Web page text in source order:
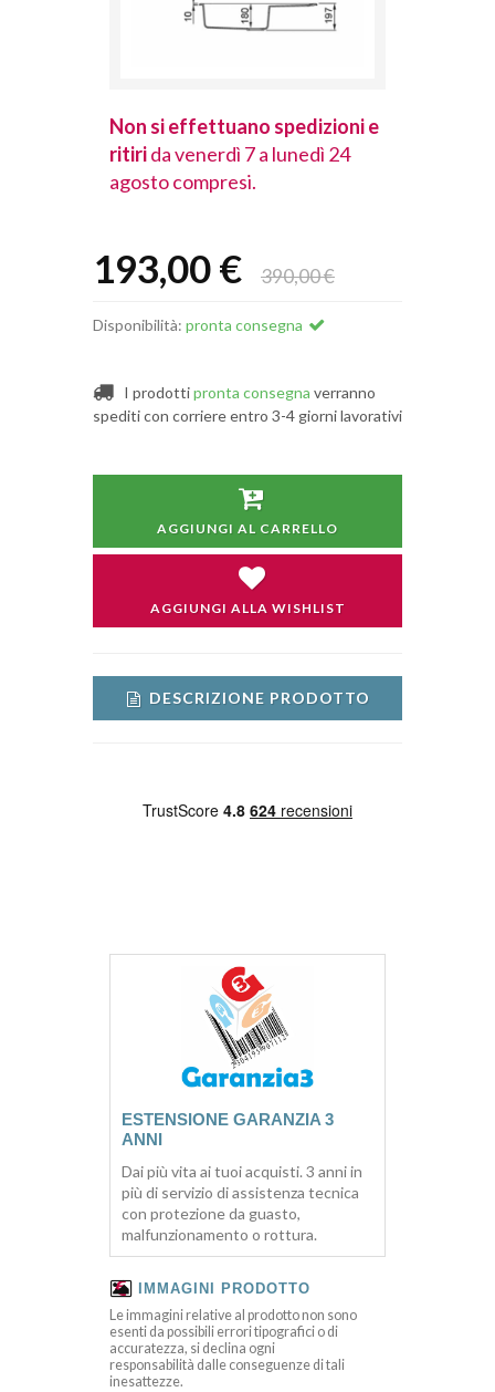
Non si effettuano spedizioni e
ritirida venerdì 7 a lunedì 24
agosto compresi.
193,00 € 390,00 €
Disponibilità: pronta consegna
I prodottipronta consegna verranno
spediti con corriere entro 3-4 giorni lavorativi
AGGIUNGI AL CARRELLO
AGGIUNGI ALLA WISHLIST
DESCRIZIONE PRODOTTO
ESTENSIONE GARANZIA 3
ANNI
Dai più vita ai tuoi acquisti. 3 anni in
più di servizio di assistenza tecnica
con protezione da guasto,
malfunzionamento o rottura.
IMMAGINI PRODOTTO
Le immagini relative al prodotto non sono
esenti da possibili errori tipografici o di
accuratezza, si declina ogni
responsabilità dalle conseguenze di tali
inesattezze.